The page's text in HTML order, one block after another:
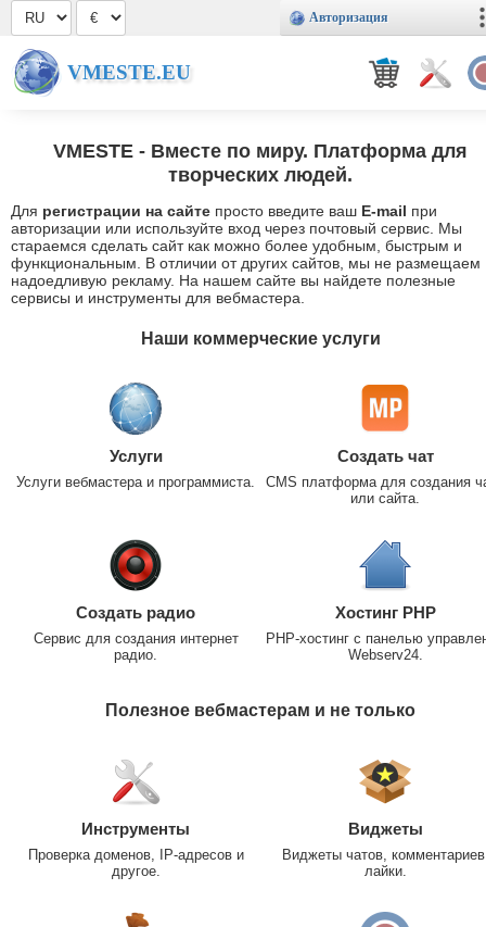
Авторизация
VMESTE.EU
VMESTE - Вместе по миру. Платформа для
творческих людей.
Для регистрации на сайте просто введите ваш E-mail при
авторизации или используйте вход через почтовый сервис. Мы
стараемся сделать сайт как можно более удобным, быстрым и
функциональным. В отличии от других сайтов, мы не размещаем
надоедливую рекламу. На нашем сайте вы найдете полезные
сервисы и инструменты для вебмастера.
Наши коммерческие услуги
Услуги
Услуги вебмастера и программиста.
Создать чат
CMS платформа для создания
или сайта.
Создать радио
Сервис для создания интернет
радио.
Хостинг PHP
PHP-хостинг с панелью
Webserv24.
Полезное вебмастерам и не только
Инструменты
Проверка доменов, IP-адресов и
другое.
Виджеты
Виджеты чатов,
лайки.